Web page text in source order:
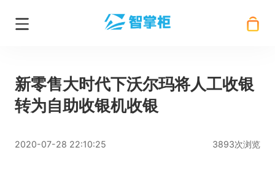
新零售大时代下沃尔玛将人工收银
转为自助收银机收银
2020-07-28 22:10:25 3893次浏览